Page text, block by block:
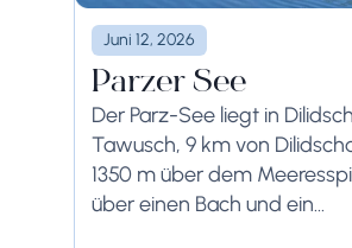
Juni 12, 2026
Parzer See
Der Parz-See liegt in
Tawusch, 9 km von
1350 m über dem
über einen Bach und ein
Landrutschphänomen. Der